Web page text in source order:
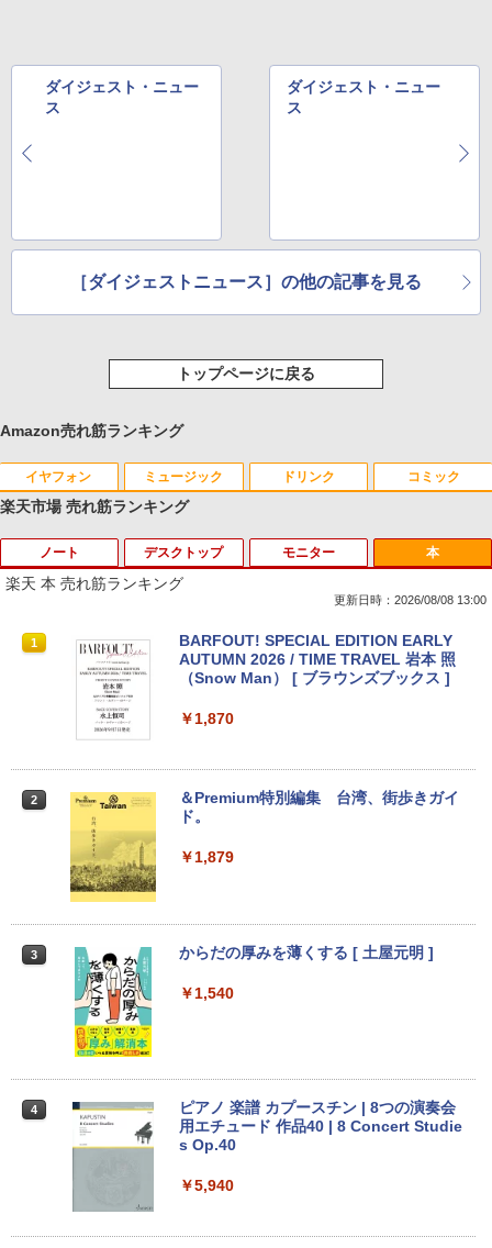
ダイジェスト・ニュー
ス
ダイジェスト・ニュー
ス
［ダイジェストニュース］の他の記事を見る
トップページに戻る
Amazon売れ筋ランキング
イヤフォン
Anker Soundcore P40i オフホワイト
￥7,990
ラック
レスイヤホン bluetooth イヤホン V12 小型
学/WEB会議(ホワイト)
￥1,964
Xiaomi シャオミ REDMI Buds 8 Lite ワイヤ
ミュージック
BRUCE WAYNE feat. Flo Milli, ATL Jacob
[Explicit]
[Explicit]
BUGS LIFE
￥250
ドリンク
by Amazon 天然水 ラベルレス 500ml ×24本
富士山の天然水 バナジウム含有 水 ミネラル
ウォーター ペットボトル 静岡県産 500ミリリ
￥1,380
【Amazon.co.jp限定】 い・ろ・は・す 2L P
￥1,112
by Amazon 天然水ラベルレス 2L×9本
by Amazon 炭酸水 ラベルレス 500ml ×24本
コカ・コーラ やかんの麦茶 from 爽健美茶 ラ
ベルレス 650mlPET×24本
￥2,009
コミック
薬屋のひとりごと 17巻 (デジタル版ビッグガ
ンガンコミックス)
エース)
クスDIGITAL)
コミックスDIGITAL)
スーパーの裏でヤニ吸うふたり 9巻 (デジタル
版ビッグガンガンコミックス)
楽天市場 売れ筋ランキング
ノート
1
ノートパソコン14インチ 極軽量約965g
富士通 LIFEBOOK U748 高性能第7世代
Core i5-7300U カメラ内蔵 メモリ最大16
WIFI Bluetooth 中古ノートパソコン Off
￥16,500
e SSD ハードディスク/Wi-Fi/Bluetooth/
Type-C/HDMI/Windows11&office 2019
搭載 パソコン ノート
￥16,800
【★最大100%ポイント】【新生活応援・
2026】【Office 2019 H&B】富士通 LIF
EBOOK/第3世代 Core i7/メモリ:8GB/16
GB/SSD:256GB/512GB/1TB/テンキー/1
ウス/USBメモリ/中古パソコン/ノートパ
ソコン/Windows11/Windows10
￥23,999
デスクトップ
1
【Dell Core-i7 & 24インチ2台液晶PCセ
ット】intel Core i7-7700、RAM:16G
B、SSD:選択可能(256GBor512GBor1T
学ドライブ/5.8Ghz WI-FI/Bluetooth/Wi
品)
￥41,800
型 21.5型 Windows11 Office付き｜フル
HD液晶一体型 インテル Core i5 Core i7
｜ SSD 128GB～1TB｜メモリ8GB 16G
B｜ キーボード マウス付 2年保証 安い P
C 初期設定済み テレワーク 在宅勤務
3
「楽天ランキング1位」 デスクトップパ
ソコン Windows11 Office付き パソコン
5 i7-14700F｜ SSD 256GB～2TB｜メモ
リ 8～64GB DDR4/5｜ デスクトップPC
高スペッ 初期設定済み
モニター
1
PHILIPS 241V8 LED液晶モニター 23.8
インチワイド ブラック 1920×1080 （フ
ルHD）16:9 IPSパネル 非光沢 ノングレ
拠 PS4 switch 対応 スイッチ 【中古】
まで】 モニター 21.5型 液晶ディスプレ
ライトカット VAパネル VESAフル FHD
ノングレア MAXZEN JM22CH02
￥9,480
A-EA2 NT133WHM-N35 NT133WHM-N4
5 NT133WHM-N46 NT133WHM-N47 BO
E07AE BOE07AD BOE07C0 BOE0800
対応 1366x768 WXGA LED LCD 液晶デ
本
楽天 本 売れ筋ランキング
更新日時：2026/08/08 13:00
1
BARFOUT! SPECIAL EDITION EARLY
AUTUMN 2026 / TIME TRAVEL 岩本 照
（Snow Man） [ ブラウンズブックス ]
￥1,870
2
＆Premium特別編集 台湾、街歩きガイ
ド。
￥1,879
3 からだの厚みを薄くする [ 土屋元明 ]
￥1,540
4
ピアノ 楽譜 カプースチン | 8つの演奏会
用エチュード 作品40 | 8 Concert Studie
s Op.40
￥5,940